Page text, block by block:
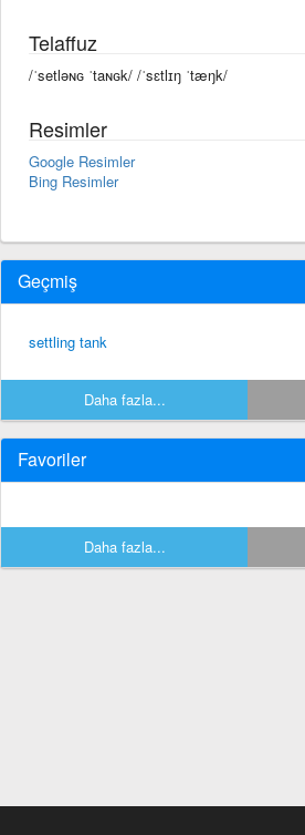
Telaffuz
/ˈsetləɴɢ ˈtaɴɢk/ /ˈsɛtlɪŋ ˈtæŋk/
Resimler
Google Resimler
Bing Resimler
Geçmiş
settling tank
Daha fazla...
Favoriler
Daha fazla...